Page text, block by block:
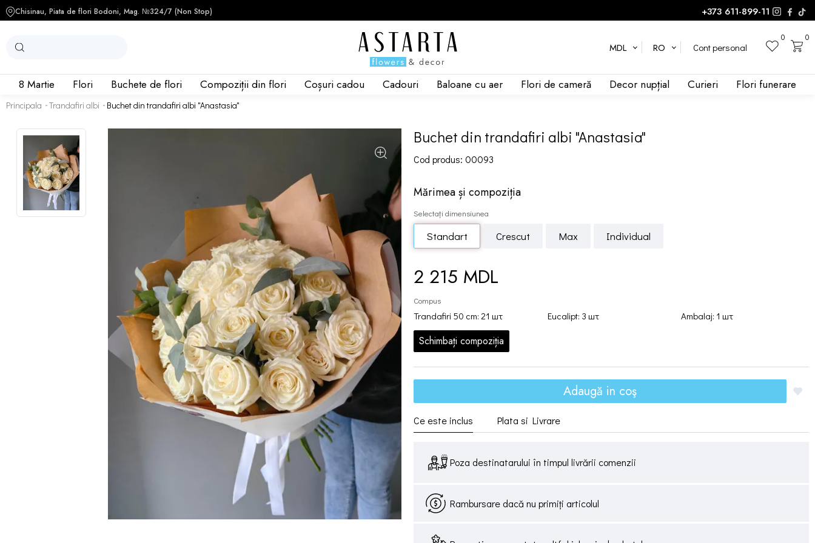
Chisinau, Piata de flori Bodoni, Mag. №324/7 (Non Stop) +373 611-899-11
MDL RO Cont personal
0 0
8 Martie Flori Buchete de flori Compoziții din flori Coșuri cadou Cadouri Baloane cu aer Flori de cameră Decor nupțial Curieri Flori funerare
Principala Trandafiri albi Buchet din trandafiri albi "Anastasia"
Buchet din trandafiri albi "Anastasia"
Cod produs: 00093
Mărimea și compoziția
Selectați dimensiunea
Standart Crescut Max Individual
2 215 MDL
Compus
Trandafiri 50 cm: 21 шт Eucalipt: 3 шт Ambalaj: 1 шт
Schimbați compoziția
Adaugă in coş
Ce este inclus Plata si Livrare
Poza destinatarului în timpul livrării comenzii
Rambursare dacă nu primiți articolul